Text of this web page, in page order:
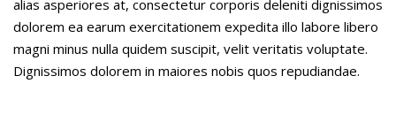
alias asperiores at, consectetur corporis deleniti dignissimos
dolorem ea earum exercitationem expedita illo labore libero
magni minus nulla quidem suscipit, velit veritatis voluptate.
Dignissimos dolorem in maiores nobis quos repudiandae.